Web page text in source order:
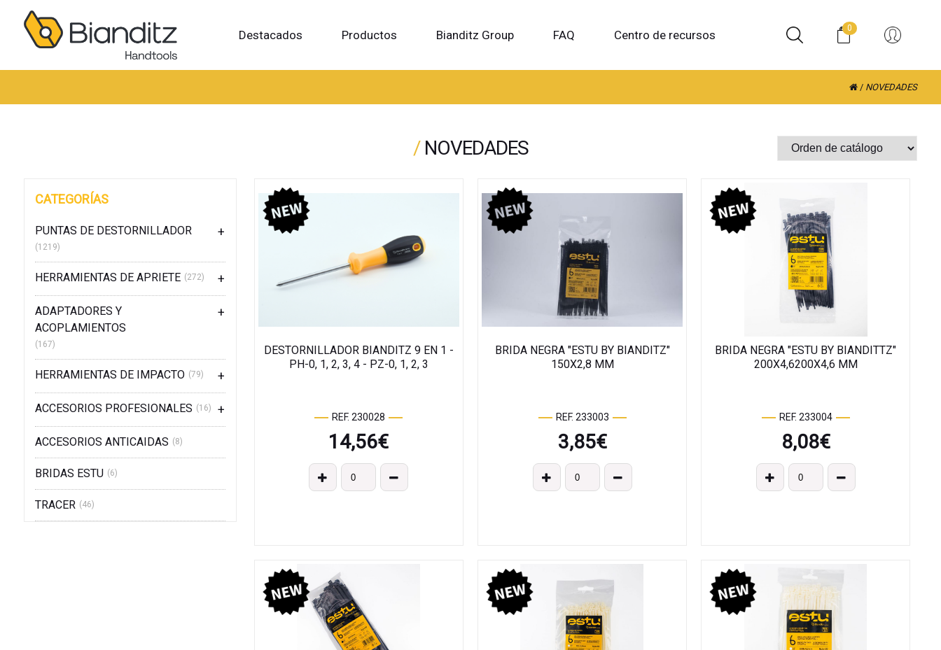
0
Destacados Productos Bianditz Group FAQ Centro de recursos
/ NOVEDADES
/ NOVEDADES
CATEGORÍAS
PUNTAS DE DESTORNILLADOR
(1219)
HERRAMIENTAS DE APRIETE (272)
ADAPTADORES Y
ACOPLAMIENTOS
(167)
HERRAMIENTAS DE IMPACTO (79)
ACCESORIOS PROFESIONALES (16)
ACCESORIOS ANTICAIDAS (8)
BRIDAS ESTU (6)
TRACER (46)
DESTORNILLADOR BIANDITZ 9 EN 1 -
PH-0, 1, 2, 3, 4 - PZ-0, 1, 2, 3
REF. 230028
14,56€
BRIDA NEGRA "ESTU BY BIANDITZ"
150X2,8 MM
REF. 233003
3,85€
BRIDA NEGRA "ESTU BY BIANDITTZ"
200X4,6200X4,6 MM
REF. 233004
8,08€